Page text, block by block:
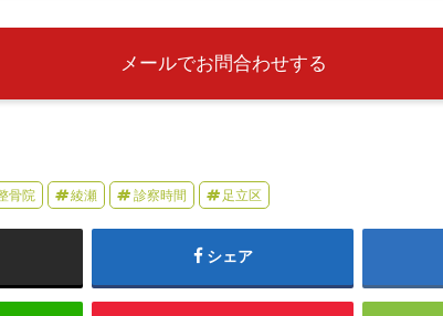
メールでお問合わせする
骨院 綾瀬 診察時間 足立区
シェア